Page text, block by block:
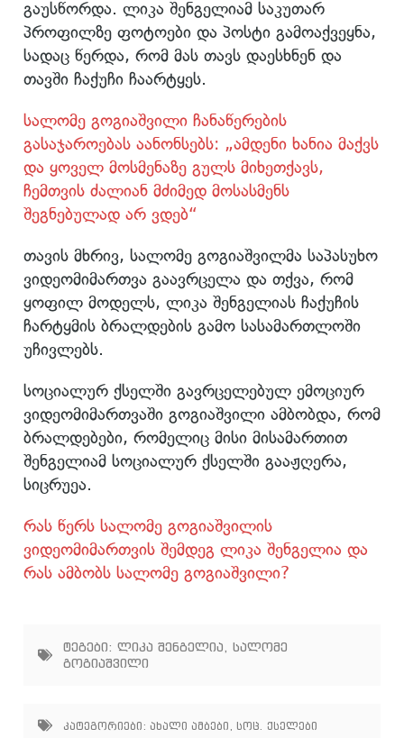
გაუსწორდა. ლიკა შენგელიამ საკუთარ
პროფილზე ფოტოები და პოსტი გამოაქვეყნა,
სადაც წერდა, რომ მას თავს დაესხნენ და
თავში ჩაქუჩი ჩაარტყეს.
სალომე გოგიაშვილი ჩანაწერების
გასაჯაროებას აანონსებს: „ამდენი ხანია მაქვს
და ყოველ მოსმენაზე გულს მიხეთქავს,
ჩემთვის ძალიან მძიმედ მოსასმენს
შეგნებულად არ ვდებ“
თავის მხრივ, სალომე გოგიაშვილმა საპასუხო
ვიდეომიმართვა გაავრცელა და თქვა, რომ
ყოფილ მოდელს, ლიკა შენგელიას ჩაქუჩის
ჩარტყმის ბრალდების გამო სასამართლოში
უჩივლებს.
სოციალურ ქსელში გავრცელებულ ემოციურ
ვიდეომიმართვაში გოგიაშვილი ამბობდა, რომ
ბრალდებები, რომელიც მისი მისამართით
შენგელიამ სოციალურ ქსელში გააჟღერა,
სიცრუეა.
რას წერს სალომე გოგიაშვილის
ვიდეომიმართვის შემდეგ ლიკა შენგელია და
რას ამბობს სალომე გოგიაშვილი?
ტეგები: ლიკა შენგელია, სალომე
გოგიაშვილი
კატეგორიები: ახალი ამბები სოც. ქსელები